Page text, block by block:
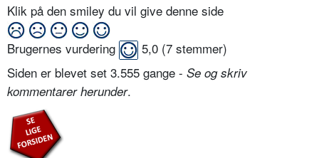
Klik på den smiley du vil give denne side
Brugernes vurdering 5,0 (7 stemmer)
Siden er blevet set 3.555 gange - Se og skriv
kommentarer herunder.